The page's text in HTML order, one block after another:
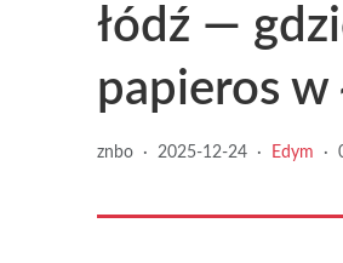
łódź —
papieros w
znbo · 2025-12-24 · Edym ·